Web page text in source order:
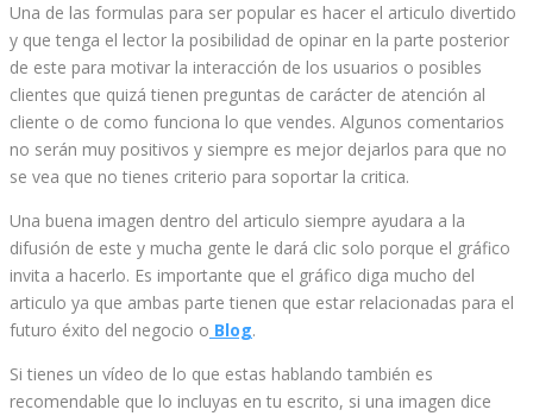
Una de las formulas para ser popular es hacer el articulo divertido
y que tenga el lector la posibilidad de opinar en la parte posterior
de este para motivar la interacción de los usuarios o posibles
clientes que quizá tienen preguntas de carácter de atención al
cliente o de como funciona lo que vendes. Algunos comentarios
no serán muy positivos y siempre es mejor dejarlos para que no
se vea que no tienes criterio para soportar la critica.
Una buena imagen dentro del articulo siempre ayudara a la
difusión de este y mucha gente le dará clic solo porque el gráfico
invita a hacerlo. Es importante que el gráfico diga mucho del
articulo ya que ambas parte tienen que estar relacionadas para el
futuro éxito del negocio o Blog.
Si tienes un vídeo de lo que estas hablando también es
recomendable que lo incluyas en tu escrito, si una imagen dice